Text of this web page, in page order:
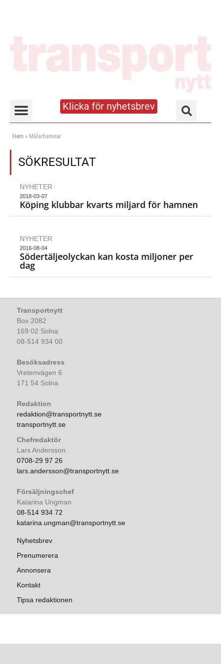
Klicka för nyhetsbrev
Hem » Mälarhamnar
SÖKRESULTAT
NYHETER
2018-03-07
Köping klubbar kvarts miljard för hamnen
NYHETER
2016-08-04
Södertäljeolyckan kan kosta miljoner per
dag
Transportnytt
Box 2082
169 02 Solna
08-514 934 00
Besöksadress
Vretenvägen 6
171 54 Solna
Redaktion
redaktion@transportnytt.se
transportnytt.se
Chefredaktör
Lars Andersson
0708-29 97 26
lars.andersson@transportnytt.se
Försäljningschef
Katarina Ungman
08-514 934 72
katarina.ungman@transportnytt.se
Nyhetsbrev
Prenumerera
Annonsera
Kontakt
Tipsa redaktionen